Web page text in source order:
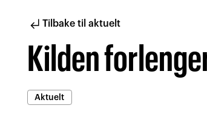
subdirectory_arrow_left Tilbake til aktuelt
Kilden
Aktuelt